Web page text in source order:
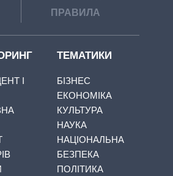
ПРАВИЛА
І
ТЕМАТИКИ
БІЗНЕС
ЕКОНОМІКА
КУЛЬТУРА
НАУКА
НАЦІОНАЛЬНА
БЕЗПЕКА
ПОЛІТИКА